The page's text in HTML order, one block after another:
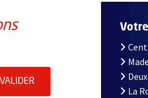
ville d'Angers, indiquez votre
VALIDERENVOYER MA DEMANDE
La